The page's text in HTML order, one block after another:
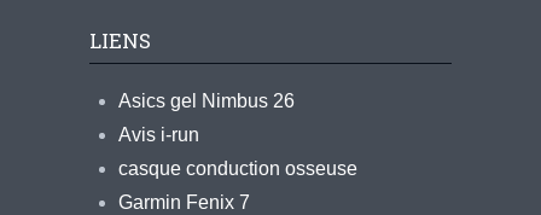
LIENS
Asics gel Nimbus 26
Avis i-run
casque conduction osseuse
Garmin Fenix 7